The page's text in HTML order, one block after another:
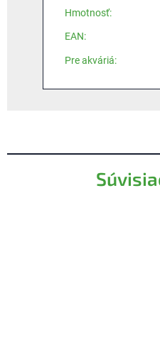
Hmotnosť:
EAN:
Pre akváriá: